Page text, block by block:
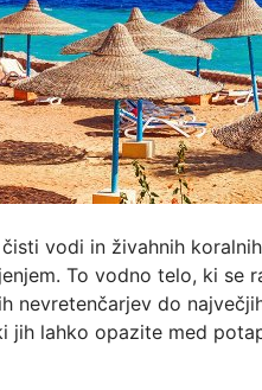
vodi in živahnih
To vodno telo, ki se
nevretenčarjev do
jih lahko opazite med